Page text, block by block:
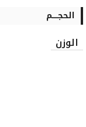
الحجـــــم
الوزن